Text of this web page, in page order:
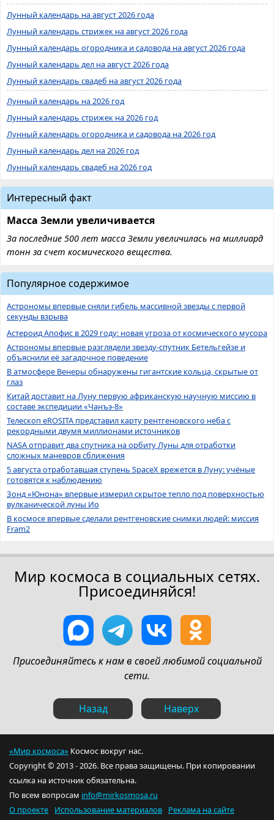
Лунный календарь на август 2026 года
Лунный календарь стрижек на август 2026 года
Лунный календарь огородника и садовода на август 2026 года
Лунный календарь дел на август 2026 года
Лунный календарь свадеб на август 2026 года
Лунный календарь на 2026 год
Лунный календарь стрижек на 2026 год
Лунный календарь огородника и садовода на 2026 год
Лунный календарь дел на 2026 год
Лунный календарь свадеб на 2026 год
Интересный факт
Масса Земли увеличивается
За последние 500 лет масса Земли увеличилась на миллиард
тонн за счет космического вещества.
Популярное содержимое
Астрономы впервые сняли гибель массивной звезды с первой
секунды взрыва
Астероид Апофис в 2029 году: новая угроза от космического мусора
Астрономы впервые разглядели звезду-спутник Бетельгейзе и
объяснили её загадочное поведение
В атмосфере Венеры обнаружены гигантские кольца, скрытые от
глаз
Китай доставит на Луну первую африканскую научную миссию в
составе экспедиции «Чанъэ-8»
Телескоп eROSITA представил карту рентгеновского неба с
рекордными двумя миллионами источников
NASA отправит два спутника на орбиту Луны для отработки
сложных маневров сближения
5 августа отработавшая ступень SpaceX врежется в Луну: учёные
готовятся к наблюдению
Зонд «Юнона» впервые измерил скрытое тепло под поверхностью
вулканической луны Ио
В космосе впервые сделали рентгеновские снимки людей: миссия
Fram2
Мир космоса в социальных сетях.
Присоединяйся!
Присоединяйтесь к нам в своей любимой социальной
сети.
Назад Наверх
«Мир космоса» Космос вокруг нас.
Copyright © 2013 - 2026. Все права защищены. При копировании
ссылка на источник обязательна.
По всем вопросам info@mirkosmosa.ru
О проекте
Использование материалов Реклама на сайте